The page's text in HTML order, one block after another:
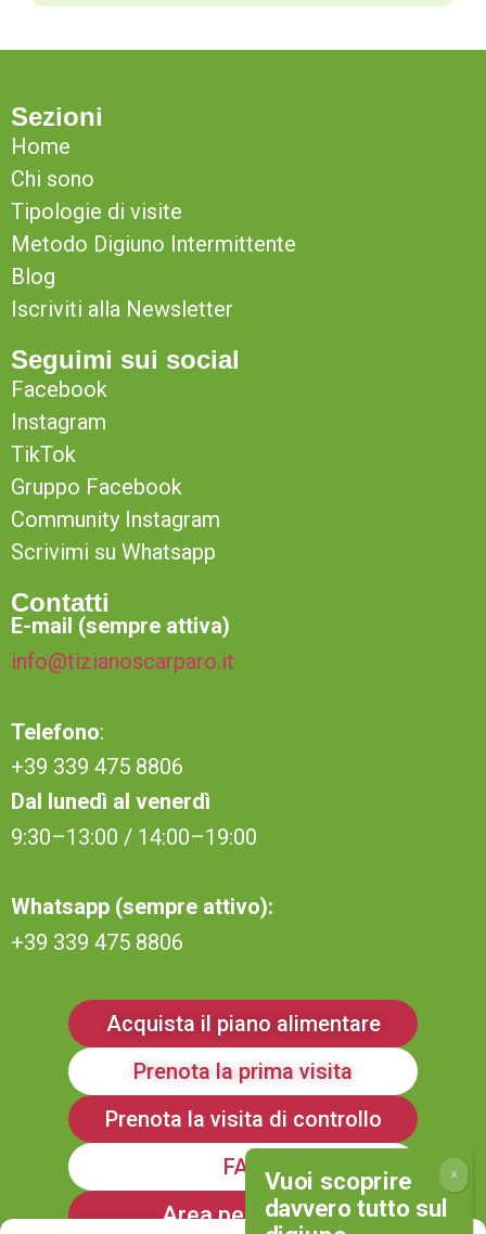
Sezioni
Home
Chi sono
Tipologie di visite
Metodo Digiuno Intermittente
Blog
Iscriviti alla Newsletter
Seguimi sui social
Facebook
Instagram
TikTok
Gruppo Facebook
Community Instagram
Scrivimi su Whatsapp
Contatti
E-mail (sempre attiva)
info@tizianoscarparo.it
Telefono:
+39 339 475 8806
Dal lunedì al venerdì
9:30–13:00 / 14:00–19:00
Whatsapp (sempre attivo):
+39 339 475 8806
Acquista il piano alimentare
Prenota la prima visita
Prenota la visita di controllo
FAQ
Area personale